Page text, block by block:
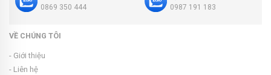
0869 350 444 0987 191 183
VỀ CHÚNG TÔI
- Giới thiệu
- Liên hệ